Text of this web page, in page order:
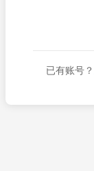
已有账号？